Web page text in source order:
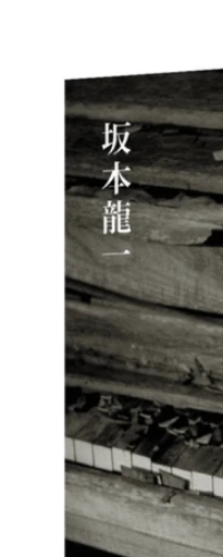
product